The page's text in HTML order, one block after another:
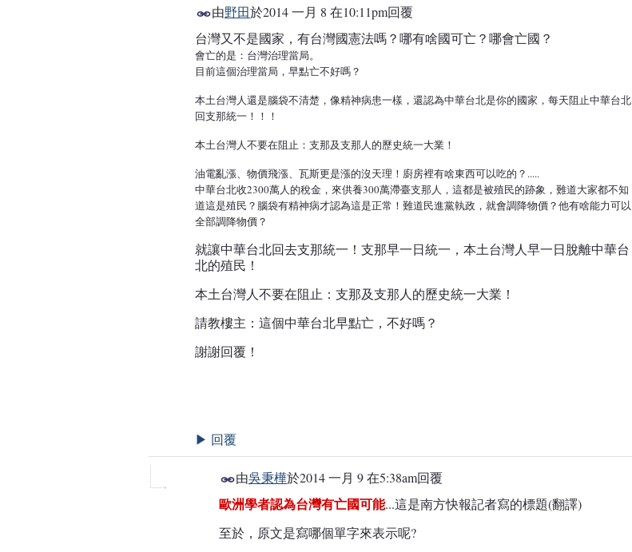
由野田於2014 一月 8 在10:11pm回覆
台灣又不是國家，有台灣國憲法嗎？哪有啥國可亡？哪會亡國？
會亡的是：台灣治理當局。
目前這個治理當局，早點亡不好嗎？
本土台灣人還是腦袋不清楚，像精神病患一樣，還認為中華台北是你的國家， 每天阻止中華台北
回支那統一！！！
本土台灣人不要在阻止：支那及支那人的歷史統一大業！
油電亂漲、物價飛漲、瓦斯更是漲的沒天理！廚房裡有啥東西可以吃的？.....
中華台北收2300萬人的稅金，來供養300萬滯臺支那人， 這都是被殖民的跡象，難道大家都不知
道這是殖民？腦袋有精神病才認為這是正常！ 難道民進黨執政，就會調降物價？他有啥能力可以
全部調降物價？
就讓中華台北回去支那統一！支那早一日統一，本土台灣人早一日脫離中華台
北的殖民！
本土台灣人不要在阻止：支那及支那人的歷史統一大業！
請教樓主：這個中華台北早點亡，不好嗎？
謝謝回覆！
▶ 回覆
由吳秉樺於2014 一月 9 在5:38am回覆
歐洲學者認為台灣有亡國可能...這是南方快報記者寫的標題(翻譯)
至於，原文是寫哪個單字來表示呢?